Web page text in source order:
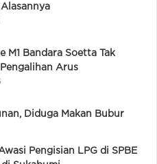
M1 Bandara Soetta Tak
Pengalihan Arus
Diduga Makan Bubur
Pengisian LPG di SPBE